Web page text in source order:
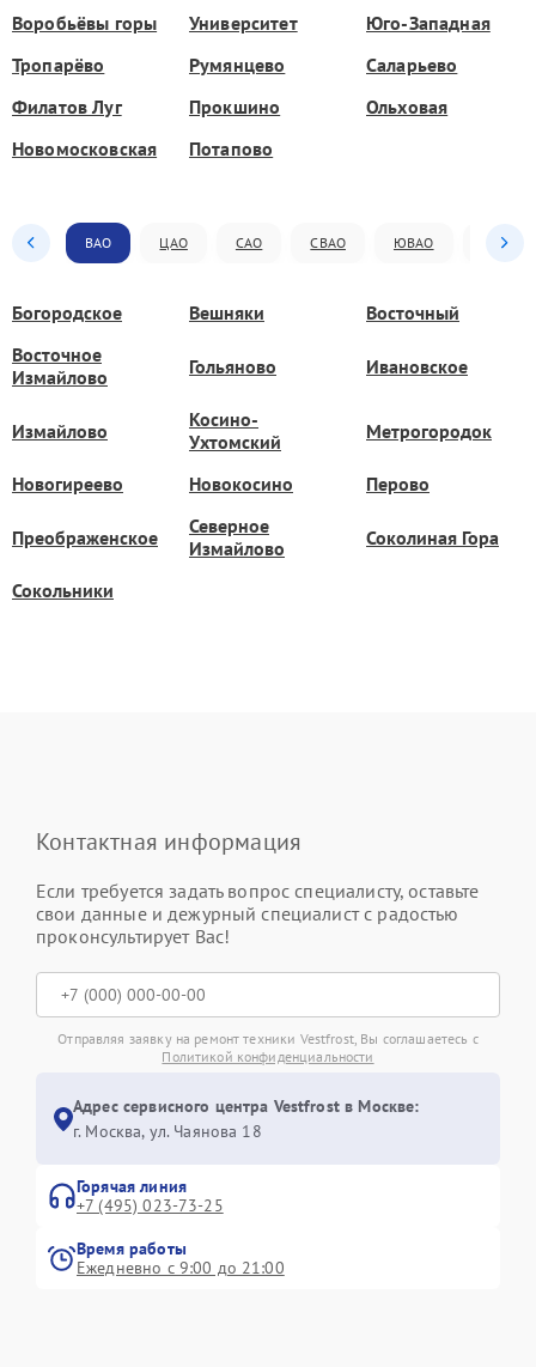
Воробьёвы горы Университет
Юго-Западная
Тропарёво
Румянцево
Саларьево
Филатов Луг
Прокшино
Ольховая
Новомосковская
Потапово
ВАО ЦАО САО СВАО ЮВАО ЮАО
Богородское Вешняки
Восточный
Восточное
Измайлово
Гольяново Ивановское
Измайлово
Косино-
Ухтомский
Метрогородок
Новогиреево Новокосино Перово
Преображенское
Северное
Измайлово
Соколиная Гора
Сокольники
Контактная информация
Если требуется задать вопрос специалисту, оставьте
свои данные и дежурный специалист с радостью
проконсультирует Вас!
Отправляя заявку на ремонт техники Vestfrost, Вы соглашаетесь с
Политикой конфиденциальности
Адрес сервисного центра Vestfrost в Москве:
г. Москва, ул. Чаянова 18
Горячая линия
+7 (495) 023-73-25
Время работы
Ежедневно с 9:00 до 21:00